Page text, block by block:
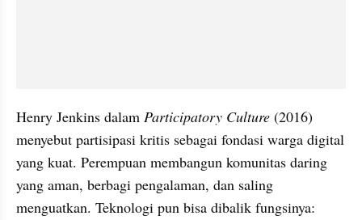
Henry Jenkins dalam Participatory Culture (2016)
menyebut partisipasi kritis sebagai fondasi warga digital
yang kuat. Perempuan membangun komunitas daring
yang aman, berbagi pengalaman, dan saling
menguatkan. Teknologi pun bisa dibalik fungsinya: